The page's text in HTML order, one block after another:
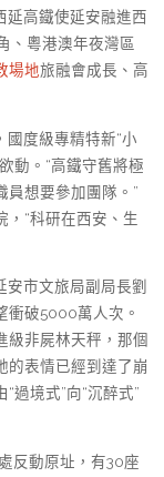
延高鐵使延安融進西
、粵港澳年夜灣區
場地旅融會成長、高
度級專精特新“小
動。“高鐵守舊將極
員想要參加團隊。”
，“科研在西安、生
市文旅局副局長劉
衝破5000萬人次。
級非屍林天秤，那個
的表情已經到達了崩
過境式”向“沉醉式”
反動原址，有30座